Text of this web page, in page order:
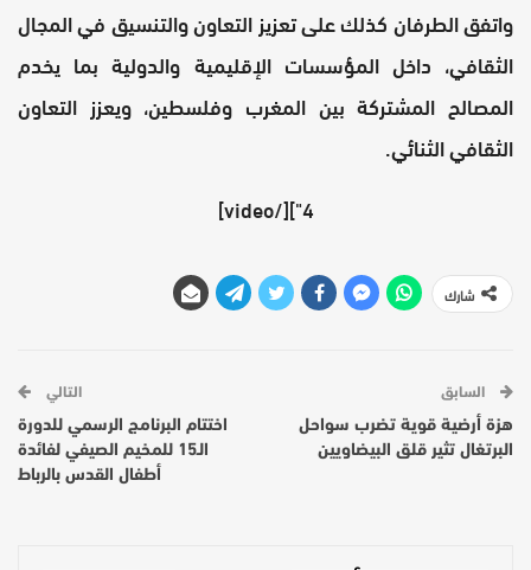
واتفق الطرفان كذلك على تعزيز التعاون والتنسيق في المجال
الثقافي، داخل المؤسسات الإقليمية والدولية بما يخدم
المصالح المشتركة بين المغرب وفلسطين، ويعزز التعاون
الثقافي الثنائي.
4"][/video]
شارك
السابق
هزة أرضية قوية تضرب سواحل
البرتغال تثير قلق البيضاويين
التالي
اختتام البرنامج الرسمي للدورة
الـ15 للمخيم الصيفي لفائدة
أطفال القدس بالرباط